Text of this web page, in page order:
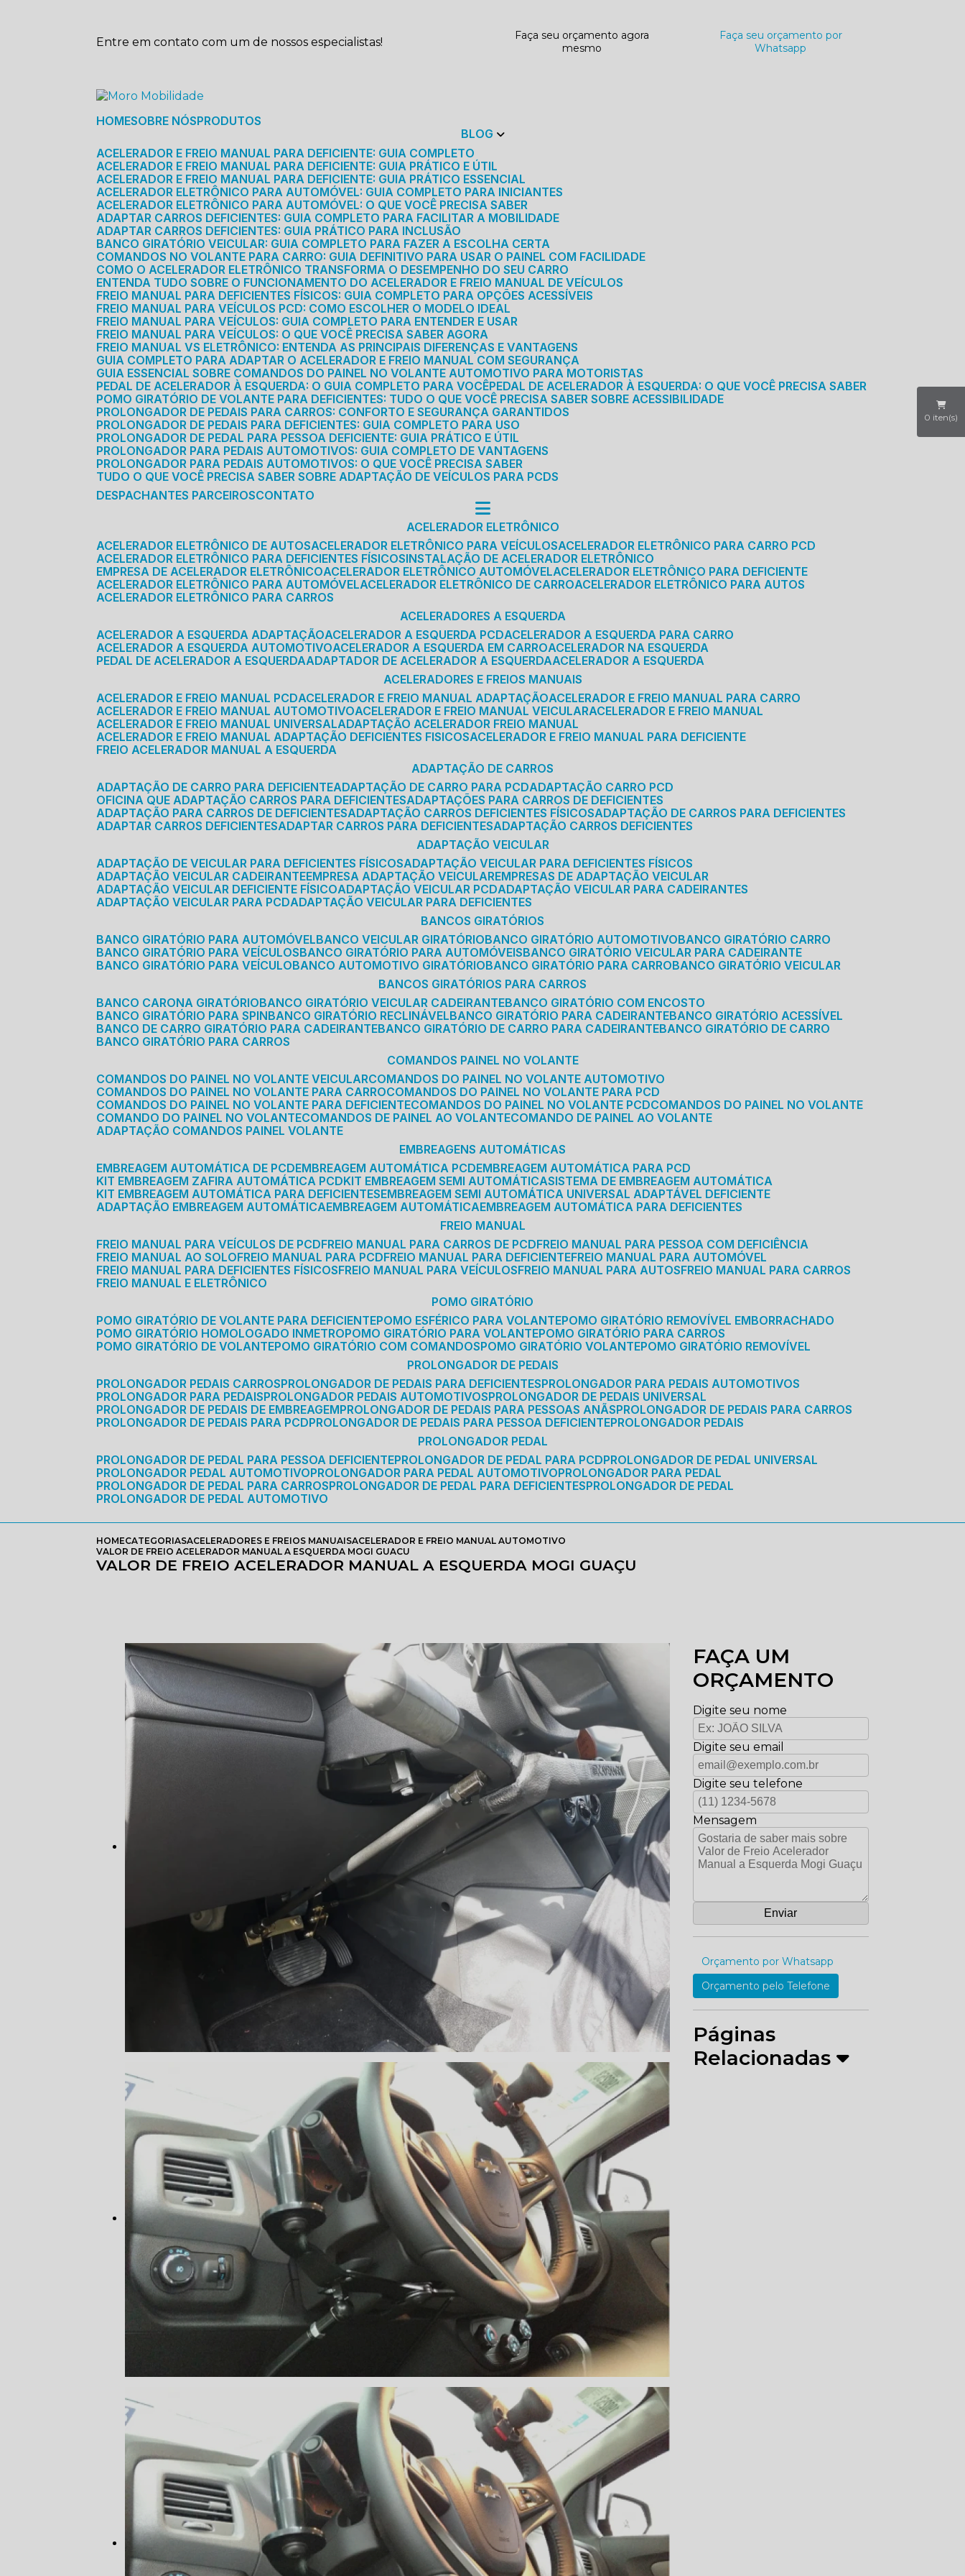
Entre em contato com um de nossos especialistas!
Faça seu orçamento agora
mesmo
Faça seu orçamento por
Whatsapp
HOME SOBRE NÓS PRODUTOS
BLOG
ACELERADOR E FREIO MANUAL PARA DEFICIENTE: GUIA COMPLETO
ACELERADOR E FREIO MANUAL PARA DEFICIENTE: GUIA PRÁTICO E ÚTIL
ACELERADOR E FREIO MANUAL PARA DEFICIENTE: GUIA PRÁTICO ESSENCIAL
ACELERADOR ELETRÔNICO PARA AUTOMÓVEL: GUIA COMPLETO PARA INICIANTES
ACELERADOR ELETRÔNICO PARA AUTOMÓVEL: O QUE VOCÊ PRECISA SABER
ADAPTAR CARROS DEFICIENTES: GUIA COMPLETO PARA FACILITAR A MOBILIDADE
ADAPTAR CARROS DEFICIENTES: GUIA PRÁTICO PARA INCLUSÃO
BANCO GIRATÓRIO VEICULAR: GUIA COMPLETO PARA FAZER A ESCOLHA CERTA
COMANDOS NO VOLANTE PARA CARRO: GUIA DEFINITIVO PARA USAR O PAINEL COM FACILIDADE
COMO O ACELERADOR ELETRÔNICO TRANSFORMA O DESEMPENHO DO SEU CARRO
ENTENDA TUDO SOBRE O FUNCIONAMENTO DO ACELERADOR E FREIO MANUAL DE VEÍCULOS
FREIO MANUAL PARA DEFICIENTES FÍSICOS: GUIA COMPLETO PARA OPÇÕES ACESSÍVEIS
FREIO MANUAL PARA VEÍCULOS PCD: COMO ESCOLHER O MODELO IDEAL
FREIO MANUAL PARA VEÍCULOS: GUIA COMPLETO PARA ENTENDER E USAR
FREIO MANUAL PARA VEÍCULOS: O QUE VOCÊ PRECISA SABER AGORA
FREIO MANUAL VS ELETRÔNICO: ENTENDA AS PRINCIPAIS DIFERENÇAS E VANTAGENS
GUIA COMPLETO PARA ADAPTAR O ACELERADOR E FREIO MANUAL COM SEGURANÇA
GUIA ESSENCIAL SOBRE COMANDOS DO PAINEL NO VOLANTE AUTOMOTIVO PARA MOTORISTAS
PEDAL DE ACELERADOR À ESQUERDA: O GUIA COMPLETO PARA VOCÊ PEDAL DE ACELERADOR À ESQUERDA: O QUE VOCÊ PRECISA SABER
POMO GIRATÓRIO DE VOLANTE PARA DEFICIENTES: TUDO O QUE VOCÊ PRECISA SABER SOBRE ACESSIBILIDADE
PROLONGADOR DE PEDAIS PARA CARROS: CONFORTO E SEGURANÇA GARANTIDOS
PROLONGADOR DE PEDAIS PARA DEFICIENTES: GUIA COMPLETO PARA USO
PROLONGADOR DE PEDAL PARA PESSOA DEFICIENTE: GUIA PRÁTICO E ÚTIL
PROLONGADOR PARA PEDAIS AUTOMOTIVOS: GUIA COMPLETO DE VANTAGENS
PROLONGADOR PARA PEDAIS AUTOMOTIVOS: O QUE VOCÊ PRECISA SABER
TUDO O QUE VOCÊ PRECISA SABER SOBRE ADAPTAÇÃO DE VEÍCULOS PARA PCDS
DESPACHANTES PARCEIROS
CONTATO
ACELERADOR ELETRÔNICO
ACELERADOR ELETRÔNICO DE AUTOS ACELERADOR ELETRÔNICO PARA VEÍCULOS ACELERADOR ELETRÔNICO PARA CARRO PCD
ACELERADOR ELETRÔNICO PARA DEFICIENTES FÍSICOS INSTALAÇÃO DE ACELERADOR ELETRÔNICO
EMPRESA DE ACELERADOR ELETRÔNICO ACELERADOR ELETRÔNICO AUTOMÓVEL ACELERADOR ELETRÔNICO PARA DEFICIENTE
ACELERADOR ELETRÔNICO PARA AUTOMÓVEL ACELERADOR ELETRÔNICO DE CARRO ACELERADOR ELETRÔNICO PARA AUTOS
ACELERADOR ELETRÔNICO PARA CARROS
ACELERADORES A ESQUERDA
ACELERADOR A ESQUERDA ADAPTAÇÃO ACELERADOR A ESQUERDA PCD ACELERADOR A ESQUERDA PARA CARRO
ACELERADOR A ESQUERDA AUTOMOTIVO ACELERADOR A ESQUERDA EM CARRO ACELERADOR NA ESQUERDA
PEDAL DE ACELERADOR A ESQUERDA
ADAPTADOR DE ACELERADOR A ESQUERDA ACELERADOR A ESQUERDA
ACELERADORES E FREIOS MANUAIS
ACELERADOR E FREIO MANUAL PCD ACELERADOR E FREIO MANUAL ADAPTAÇÃO ACELERADOR E FREIO MANUAL PARA CARRO
ACELERADOR E FREIO MANUAL AUTOMOTIVO ACELERADOR E FREIO MANUAL VEICULAR ACELERADOR E FREIO MANUAL
ACELERADOR E FREIO MANUAL UNIVERSAL
ADAPTAÇÃO ACELERADOR FREIO MANUAL
ACELERADOR E FREIO MANUAL ADAPTAÇÃO DEFICIENTES FISICOS ACELERADOR E FREIO MANUAL PARA DEFICIENTE
FREIO ACELERADOR MANUAL A ESQUERDA
ADAPTAÇÃO DE CARROS
ADAPTAÇÃO DE CARRO PARA DEFICIENTE
ADAPTAÇÃO DE CARRO PARA PCD
ADAPTAÇÃO CARRO PCD
OFICINA QUE ADAPTAÇÃO CARROS PARA DEFICIENTES
ADAPTAÇÕES PARA CARROS DE DEFICIENTES
ADAPTAÇÃO PARA CARROS DE DEFICIENTES
ADAPTAÇÃO CARROS DEFICIENTES FÍSICOS
ADAPTAÇÃO DE CARROS PARA DEFICIENTES
ADAPTAR CARROS DEFICIENTES
ADAPTAR CARROS PARA DEFICIENTES
ADAPTAÇÃO CARROS DEFICIENTES
ADAPTAÇÃO VEICULAR
ADAPTAÇÃO DE VEICULAR PARA DEFICIENTES FÍSICOS
ADAPTAÇÃO VEICULAR PARA DEFICIENTES FÍSICOS
ADAPTAÇÃO VEICULAR CADEIRANTE EMPRESA ADAPTAÇÃO VEICULAR EMPRESAS DE ADAPTAÇÃO VEICULAR
ADAPTAÇÃO VEICULAR DEFICIENTE FÍSICO
ADAPTAÇÃO VEICULAR PCD
ADAPTAÇÃO VEICULAR PARA CADEIRANTES
ADAPTAÇÃO VEICULAR PARA PCD
ADAPTAÇÃO VEICULAR PARA DEFICIENTES
BANCOS GIRATÓRIOS
BANCO GIRATÓRIO PARA AUTOMÓVEL
BANCO VEICULAR GIRATÓRIO BANCO GIRATÓRIO AUTOMOTIVO
BANCO GIRATÓRIO CARRO
BANCO GIRATÓRIO PARA VEÍCULOS
BANCO GIRATÓRIO PARA AUTOMÓVEIS
BANCO GIRATÓRIO VEICULAR PARA CADEIRANTE
BANCO GIRATÓRIO PARA VEÍCULO
BANCO AUTOMOTIVO GIRATÓRIO BANCO GIRATÓRIO PARA CARRO
BANCO GIRATÓRIO VEICULAR
BANCOS GIRATÓRIOS PARA CARROS
BANCO CARONA GIRATÓRIO
BANCO GIRATÓRIO VEICULAR CADEIRANTE BANCO GIRATÓRIO COM ENCOSTO
BANCO GIRATÓRIO PARA SPIN
BANCO GIRATÓRIO RECLINÁVEL BANCO GIRATÓRIO PARA CADEIRANTE BANCO GIRATÓRIO ACESSÍVEL
BANCO DE CARRO GIRATÓRIO PARA CADEIRANTE BANCO GIRATÓRIO DE CARRO PARA CADEIRANTE BANCO GIRATÓRIO DE CARRO
BANCO GIRATÓRIO PARA CARROS
COMANDOS PAINEL NO VOLANTE
COMANDOS DO PAINEL NO VOLANTE VEICULAR
COMANDOS DO PAINEL NO VOLANTE AUTOMOTIVO
COMANDOS DO PAINEL NO VOLANTE PARA CARRO
COMANDOS DO PAINEL NO VOLANTE PARA PCD
COMANDOS DO PAINEL NO VOLANTE PARA DEFICIENTE
COMANDOS DO PAINEL NO VOLANTE PCD
COMANDOS DO PAINEL NO VOLANTE
COMANDO DO PAINEL NO VOLANTE
COMANDOS DE PAINEL AO VOLANTE
COMANDO DE PAINEL AO VOLANTE
ADAPTAÇÃO COMANDOS PAINEL VOLANTE
EMBREAGENS AUTOMÁTICAS
EMBREAGEM AUTOMÁTICA DE PCD EMBREAGEM AUTOMÁTICA PCD EMBREAGEM AUTOMÁTICA PARA PCD
KIT EMBREAGEM ZAFIRA AUTOMÁTICA PCD
KIT EMBREAGEM SEMI AUTOMÁTICA SISTEMA DE EMBREAGEM AUTOMÁTICA
KIT EMBREAGEM AUTOMÁTICA PARA DEFICIENTES EMBREAGEM SEMI AUTOMÁTICA UNIVERSAL ADAPTÁVEL DEFICIENTE
ADAPTAÇÃO EMBREAGEM AUTOMÁTICA EMBREAGEM AUTOMÁTICA EMBREAGEM AUTOMÁTICA PARA DEFICIENTES
FREIO MANUAL
FREIO MANUAL PARA VEÍCULOS DE PCD FREIO MANUAL PARA CARROS DE PCD FREIO MANUAL PARA PESSOA COM DEFICIÊNCIA
FREIO MANUAL AO SOLO FREIO MANUAL PARA PCD FREIO MANUAL PARA DEFICIENTE FREIO MANUAL PARA AUTOMÓVEL
FREIO MANUAL PARA DEFICIENTES FÍSICOS FREIO MANUAL PARA VEÍCULOS FREIO MANUAL PARA AUTOS FREIO MANUAL PARA CARROS
FREIO MANUAL E ELETRÔNICO
POMO GIRATÓRIO
POMO GIRATÓRIO DE VOLANTE PARA DEFICIENTE POMO ESFÉRICO PARA VOLANTE POMO GIRATÓRIO REMOVÍVEL EMBORRACHADO
POMO GIRATÓRIO HOMOLOGADO INMETRO POMO GIRATÓRIO PARA VOLANTE POMO GIRATÓRIO PARA CARROS
POMO GIRATÓRIO DE VOLANTE POMO GIRATÓRIO COM COMANDOS POMO GIRATÓRIO VOLANTE POMO GIRATÓRIO REMOVÍVEL
PROLONGADOR DE PEDAIS
PROLONGADOR PEDAIS CARROS PROLONGADOR DE PEDAIS PARA DEFICIENTES PROLONGADOR PARA PEDAIS AUTOMOTIVOS
PROLONGADOR PARA PEDAIS PROLONGADOR PEDAIS AUTOMOTIVOS PROLONGADOR DE PEDAIS UNIVERSAL
PROLONGADOR DE PEDAIS DE EMBREAGEM PROLONGADOR DE PEDAIS PARA PESSOAS ANÃS PROLONGADOR DE PEDAIS PARA CARROS
PROLONGADOR DE PEDAIS PARA PCD PROLONGADOR DE PEDAIS PARA PESSOA DEFICIENTE PROLONGADOR PEDAIS
PROLONGADOR PEDAL
PROLONGADOR DE PEDAL PARA PESSOA DEFICIENTE PROLONGADOR DE PEDAL PARA PCD PROLONGADOR DE PEDAL UNIVERSAL
PROLONGADOR PEDAL AUTOMOTIVO PROLONGADOR PARA PEDAL AUTOMOTIVO PROLONGADOR PARA PEDAL
PROLONGADOR DE PEDAL PARA CARROS PROLONGADOR DE PEDAL PARA DEFICIENTES PROLONGADOR DE PEDAL
PROLONGADOR DE PEDAL AUTOMOTIVO
0 iten(s)
HOMECATEGORIASACELERADORES E FREIOS MANUAISACELERADOR E FREIO MANUAL AUTOMOTIVO
VALOR DE FREIO ACELERADOR MANUAL A ESQUERDA MOGI GUACU
VALOR DE FREIO ACELERADOR MANUAL A ESQUERDA MOGI GUAÇU
FAÇA UM
ORÇAMENTO
Digite seu nome
Digite seu email
Digite seu telefone
Mensagem
Orçamento por Whatsapp
Orçamento pelo Telefone
Páginas
Relacionadas